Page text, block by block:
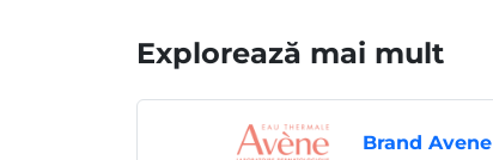
Explorează mai mult
Brand Avene